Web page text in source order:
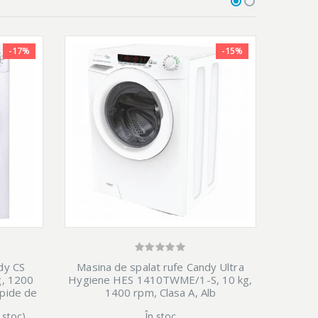
-17%
CS
1200
de
-15%
Masina de spalat rufe Candy Ultra
Hygiene HES 1410TWME/1-S, 10 kg,
1400 rpm, Clasa A, Alb